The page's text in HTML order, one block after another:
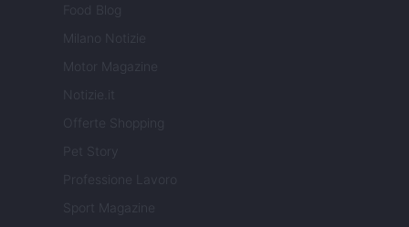
Food Blog
Milano Notizie
Motor Magazine
Notizie.it
Offerte Shopping
Professione Lavoro
Sport Magazine